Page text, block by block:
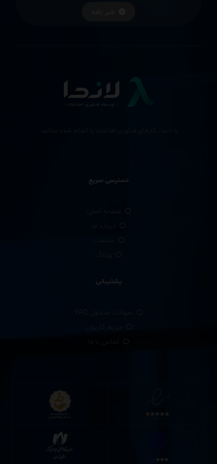
با لاندا، کارهای فناوری اطلاعات را انجام شده بدانید.
دسترسی سریع
صفحه اصلی
پشتیبانی
سوالات متداول FAQ
حریم کاربران